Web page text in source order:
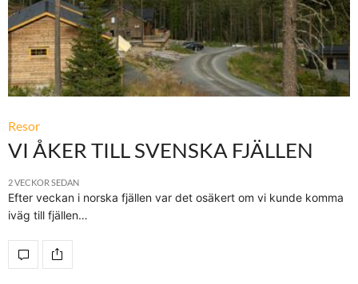
Resor
VI ÅKER TILL SVENSKA FJÄLLEN
2 VECKOR SEDAN
Efter veckan i norska fjällen var det osäkert om vi kunde komma
iväg till fjällen…